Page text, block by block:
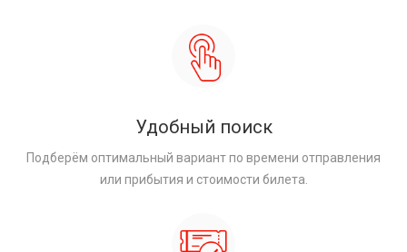
Удобный поиск
Подберём оптимальный вариант по времени отправления
или прибытия и стоимости билета.